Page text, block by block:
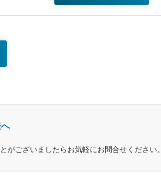
ございましたらお気軽にお問合せください。